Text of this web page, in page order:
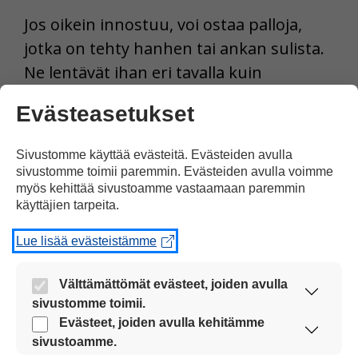
Jos oikein innostuu, voi ostaa palloja,
jotka on tehty hanhen tai ankan sulista.
Ne lentävät ihan eri tavalla kuin
Jaa Facebookissa
Kommentoi
Evästeasetukset
Sivustomme käyttää evästeitä. Evästeiden avulla
sivustomme toimii paremmin. Evästeiden avulla voimme
myös kehittää sivustoamme vastaamaan paremmin
käyttäjien tarpeita.
Lue lisää evästeistämme
Välttämättömät evästeet, joiden avulla
sivustomme toimii.
Nämä evästeet ovat aina käytössä, jotta
sivustoamme voi käyttää sujuvasti ja turvallisesti.
Evästeet, joiden avulla kehitämme
sivustoamme.